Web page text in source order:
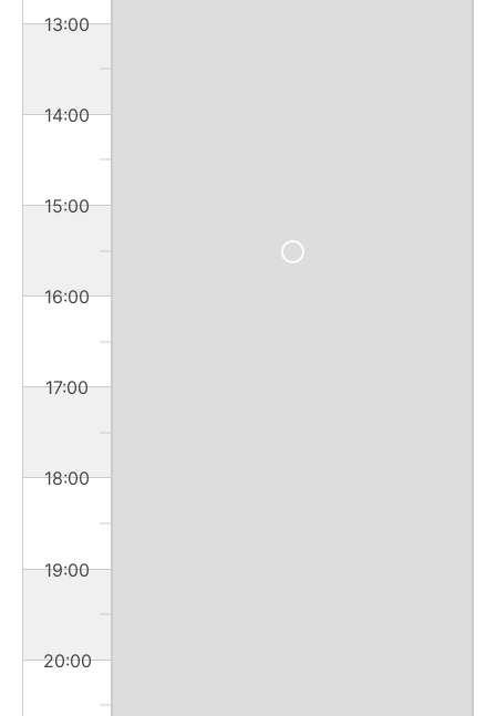
13:00
14:00
15:00
16:00
17:00
18:00
19:00
20:00